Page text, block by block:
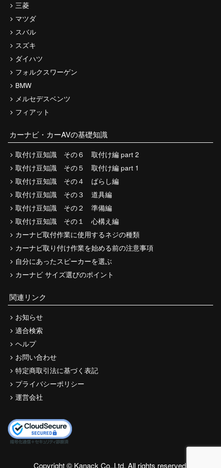
三菱
マツダ
スバル
スズキ
ダイハツ
フォルクスワーゲン
BMW
メルセデスベンツ
フィアット
カーナビ・カーAVの基礎知識
取付け豆知識 その６ 取付け編 part 2
取付け豆知識 その５ 取付け編 part 1
取付け豆知識 その４ ばらし編
取付け豆知識 その３ 道具編
取付け豆知識 その２ 準備編
取付け豆知識 その１ 心構え編
カーナビ取付作業に使用するネジの種類
カーナビ取り付け作業を始める前の注意事項
自分にあったスピーカーを選ぶ
カーナビ サイズ選びのポイント
関連リンク
お知らせ
適合検索
ヘルプ
お問い合わせ
特定商取引法に基づく表記
プライバシーポリシー
運営会社
Copyright © Kanack Co.,Ltd. All rights reserved.